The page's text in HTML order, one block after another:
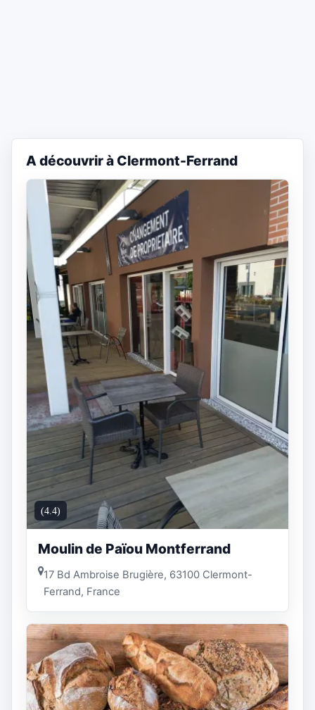
A découvrir à Clermont-Ferrand
(4.4)
Moulin de Païou Montferrand
17 Bd Ambroise Brugière, 63100 Clermont-
Ferrand, France